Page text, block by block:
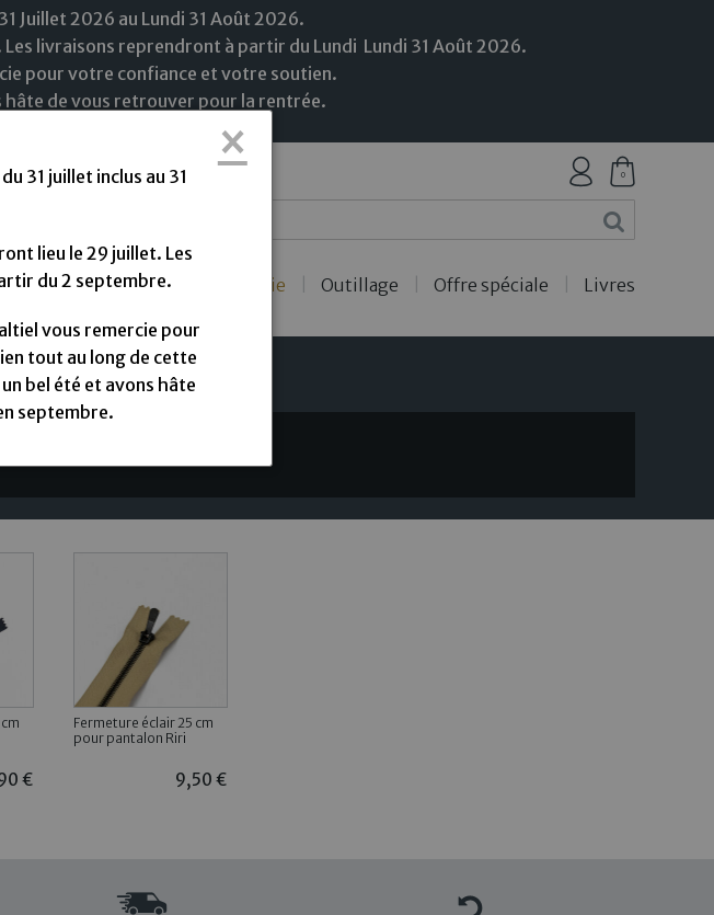
Juillet 2026 au Lundi 31 Août 2026.
livraisons reprendront à partir du Lundi Lundi 31 Août 2026.
pour votre confiance et votre soutien.
hâte de vous retrouver pour la rentrée.
0
Fils à coudre Mercerie Outillage Offre spéciale Livres
€
Fermeture éclair 25 cm
pour pantalon Riri
9,50 €
31 juillet inclus au 31
lieu le 29 juillet. Les
du 2 septembre.
vous remercie pour
tout au long de cette
bel été et avons hâte
septembre.
×